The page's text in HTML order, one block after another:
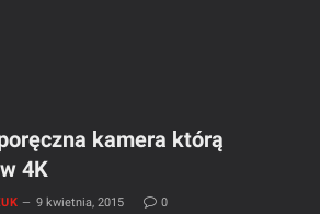
kamera którą
4K
9 kwietnia, 2015 0